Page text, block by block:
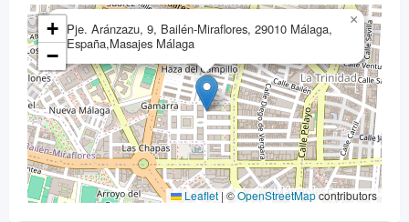
Pje. Aránzazu, 9, Bailén-Miraflores, 29010 Málaga,
España,Masajes Málaga
×
+
−
Leaflet | ©OpenStreetMapcontributors